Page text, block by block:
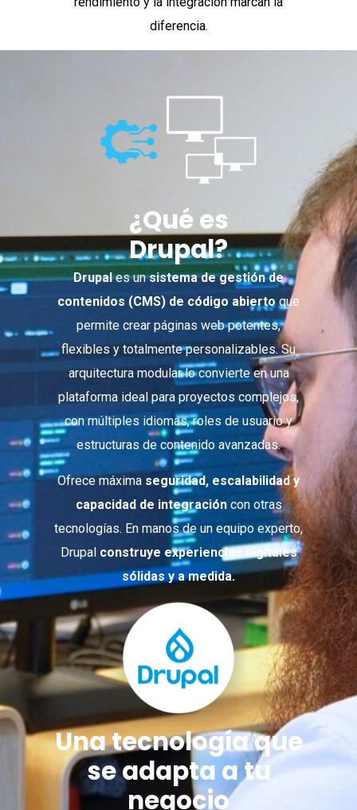
diferencia.
¿Qué es
Drupal?
Drupales unsistema de gestión de
contenidos (CMS) de código abiertoque
permite crear páginas web potentes,
flexibles y totalmente personalizables. Su
arquitectura modular lo convierte en una
plataforma ideal para proyectos complejos,
con múltiples idiomas, roles de usuario y
estructuras de contenido avanzadas.
Ofrece máxima seguridad, escalabilidad y
capacidad de integracióncon otras
tecnologías. En manos de un equipo experto,
Drupal construye experiencias digitales
sólidas y a medida.
Una tecnología que
se adapta a tu
negocio